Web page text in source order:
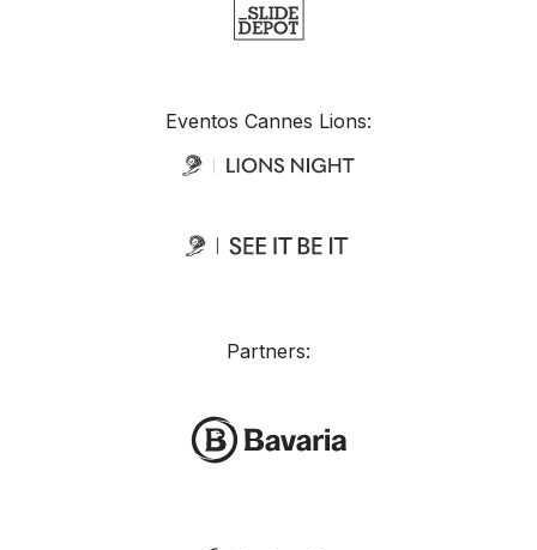
Eventos Cannes Lions:
Partners: